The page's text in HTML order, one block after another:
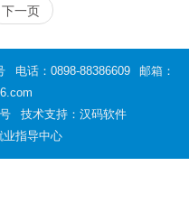
下一页
电话：0898-88386609
邮箱：
技术支持：汉码软件
指导中心